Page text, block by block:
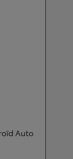
Auto